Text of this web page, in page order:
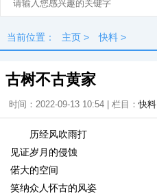
当前位置： 主页 > 快料 >
古树不古黄家
时间：2022-09-13 10:54 | 栏目：快料
历经风吹雨打
见证岁月的侵蚀
偌大的空间
笑纳众人怀古的风姿